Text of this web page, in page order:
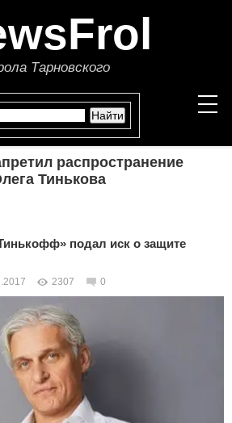
Тарновского
НОВОСТИ
ПОЛИТИКА
ЭКОНОМИКА
В МИРЕ
ОБЩЕСТВО
КУЛЬТУРА
распространение
Тинькова
подал иск о защите
2307 0